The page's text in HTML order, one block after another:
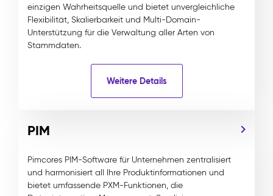
einzigen Wahrheitsquelle und bietet unvergleichliche
Flexibilität, Skalierbarkeit und Multi-Domain-
Unterstützung für die Verwaltung aller Arten von
Stammdaten.
Weitere Details
PIM
Pimcores PIM-Software für Unternehmen zentralisiert
und harmonisiert all Ihre Produktinformationen und
bietet umfassende PXM-Funktionen, die